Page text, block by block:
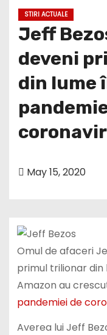
STIRI ACTUALE
Jeff
deveni
din lume
May 15, 2020
Omul de afaceri
primul trilionar din
Amazon au
pandemiei de
Averea lui Jeff